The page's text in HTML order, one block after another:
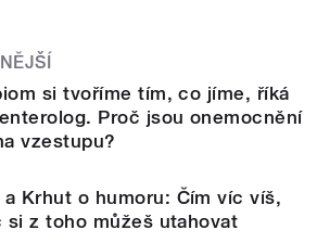
si tvoříme tím, co jíme, říká
Proč jsou onemocnění
vzestupu?
a Krhut o humoru: Čím víc víš,
si z toho můžeš utahovat